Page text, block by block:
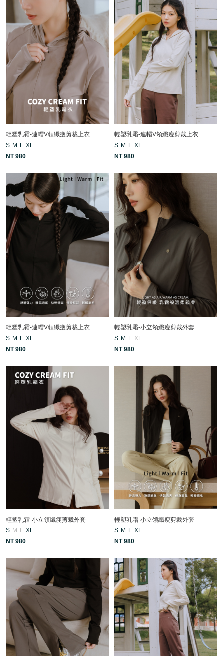
輕塑乳霜-連帽V領纖瘦剪裁上衣
S M L XL
NT 980
輕塑乳霜-連帽V領纖瘦剪裁上衣
S M L XL
NT 980
輕塑乳霜-連帽V領纖瘦剪裁上衣
S M L
XL
NT 980
輕塑乳霜-小立領纖瘦剪裁外套
S M L
XL
NT 980
輕塑乳霜-小立領纖瘦剪裁外套
S M L XL
NT 980
輕塑乳霜-小立領纖瘦剪裁外套
S M L XL
NT 980